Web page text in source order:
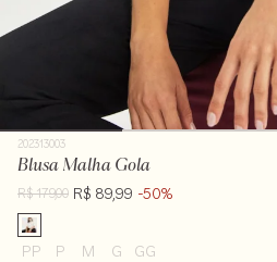
202313003
Blusa Malha Gola
R$ 179,00 R$ 89,99 -50%
PP P M G GG